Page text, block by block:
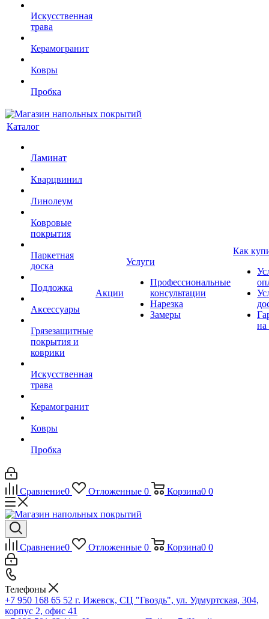
Искусственная
трава
Керамогранит
Ковры
Пробка
Каталог
Ламинат
Кварцвинил
Линолеум
Ковровые
покрытия
Паркетная
доска
Подложка
Аксессуары
Грязезащитные
покрытия и
коврики
Искусственная
трава
Керамогранит
Ковры
Пробка
Акции
Услуги
Профессиональные
консультации
Нарезка
Замеры
Как
на
Сравнение0 Отложенные 0 Корзина0 0
Сравнение0 Отложенные 0 Корзина0 0
Телефоны
+7 950 168 65 52 г. Ижевск, СЦ "Гвоздь", ул. Удмуртская, 304,
корпус 2, офис 41